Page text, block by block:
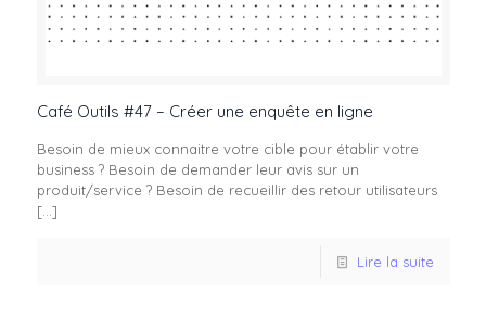
Café Outils #47 – Créer une enquête en ligne
Besoin de mieux connaitre votre cible pour établir votre
business ? Besoin de demander leur avis sur un
produit/service ? Besoin de recueillir des retour utilisateurs
[…]
Lire la suite